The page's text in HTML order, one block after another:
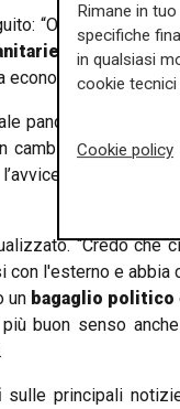
“Occorre unire la
e nel
economico, vuole
pandemia, Costa
di marcia e
“Credo che
con l'esterno e
un bagaglio politico
buon senso
sulle principali
Rimane in
specifiche
in qualsiasi
cookie tecnici
Cookie policy